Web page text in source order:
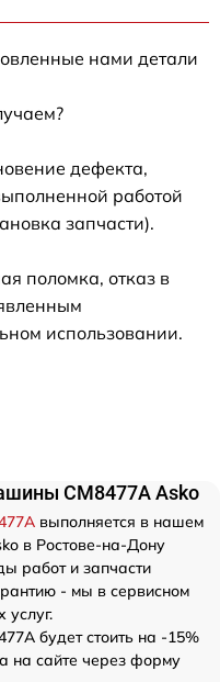
нами детали
дефекта,
работой
запчасти).
поломка, отказ в
использовании.
СМ8477А Asko
выполняется в нашем
в Ростове-на-Дону
работ и запчасти
- мы в сервисном
услуг.
будет стоить на -15%
на сайте через форму